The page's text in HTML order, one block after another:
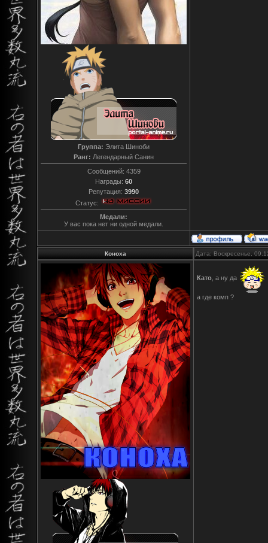
Группа: Элита Шиноби
Ранг: Легендарный Санин
Сообщений: 4359
Награды: 60
Репутация: 3990
Статус:
Медали:
У вас пока нет ни одной медали.
Коноха Дата: Воскресенье,
Като , а ну да
а где комп ?